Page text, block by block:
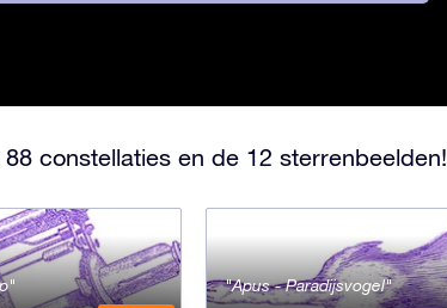
constellaties en de 12 sterrenbeelden!
Apus - Paradijsvogel